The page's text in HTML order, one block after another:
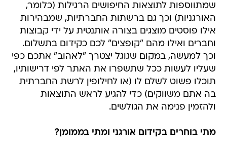
שמתווספות לתוצאות החיפושים הרגילות (כלומר,
האורגניות) וכך גם ברשתות החברתיות, שמבהירות
אילו פוסטים מוצגים בצורה אותנטית על ידי קבוצות
וחברים ואילו מהם "קופצים" לכם כקידום בתשלום.
וכך למעשה, במקום שגוגל יצטרך "לאהוב" אתכם כפי
שעליו לעשות ככל שתשפרו את האתר לפי דרישותיו,
תוכלו פשוט לשלם לו (או לחילופין לרשת החברתית
בה אתם משווקים) כדי להגיע לראש התוצאות
ולהזמין פנימה את הגולשים.
מתי בוחרים בקידום אורגני ומתי בממומן?